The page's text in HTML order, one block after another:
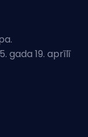
.
gada 19. aprīlī